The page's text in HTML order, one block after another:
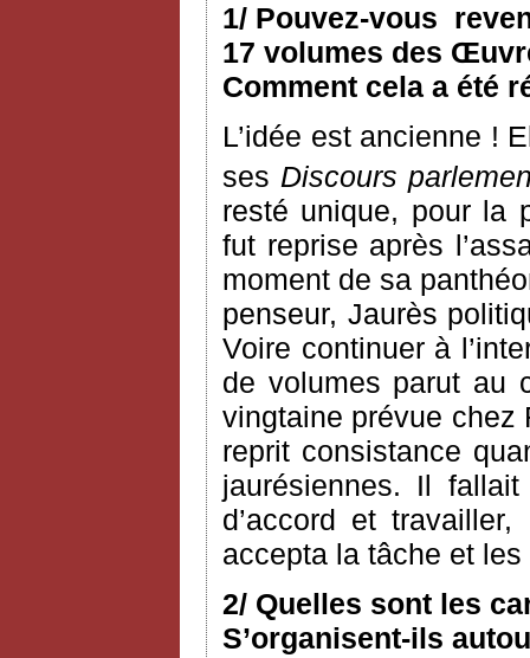
1/ Pouvez-vous
17 volumes des
Comment cela a été
L’idée est ancienne !
ses Discours
resté unique, pour la
fut reprise après
moment de sa
penseur, Jaurès
Voire continuer à
de volumes parut au
vingtaine prévue chez
reprit consistance
jaurésiennes. Il
d’accord et
accepta la tâche et
2/ Quelles sont les
S’organisent-ils